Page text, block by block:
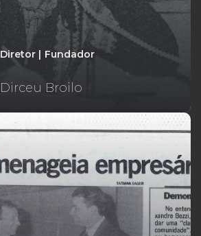
Diretor | Fundador
Dirceu Broilo